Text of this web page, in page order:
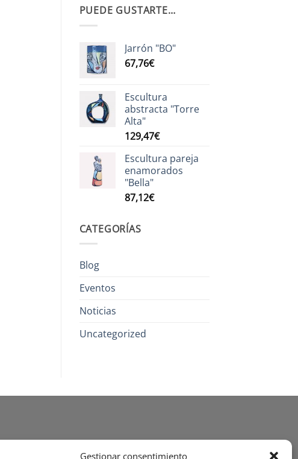
Gestionar consentimiento
PUEDE GUSTARTE…
Jarrón "BO"
67,76€
Escultura
abstracta "Torre
Alta"
129,47€
Escultura pareja
enamorados
"Bella"
87,12€
CATEGORÍAS
Blog
Eventos
Noticias
Uncategorized